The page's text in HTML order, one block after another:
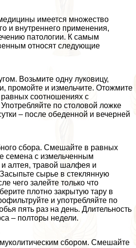
имеется множество
и внутреннего применения,
патологии. К самым
относят следующие
Возьмите одну луковицу,
промойте и измельчите. Отожмите
соотношениях с
по столовой ложке
– после обеденной и вечерней
сбора. Смешайте в равных
семена с измельченным
алтея, травой шалфея и
сырье в стеклянную
чего залейте только что
плотно закрытую тару в
и употрeбляйте по
пять раз на день. Длительность
– полторы недели.
сбором. Смешайте